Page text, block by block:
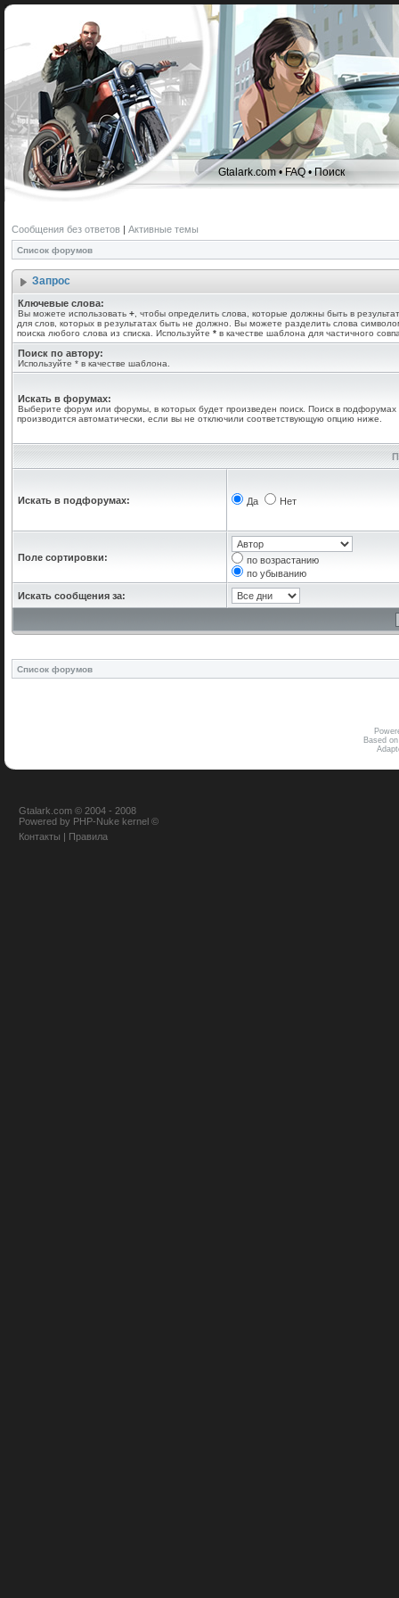
Gtalark.com •FAQ•Поиск
Сообщения без ответов | Активные темы
Список форумов
Запрос
Ключевые слова:
Вы можете использовать + , чтобы определить слова, которые должны быть в
для слов, которых в результатах быть не должно. Вы можете разделить слова
поиска любого слова из списка. Используйте * в качестве шаблона для частичного
Поиск по автору:
Используйте * в качестве шаблона.
Искать в форумах:
Выберите форум или форумы, в которых будет произведен поиск. Поиск в подфорумах
производится автоматически, если вы не отключили соответствующую опцию ниже.
Искать в подфорумах: Да Нет
Поле сортировки:
по возрастанию
по убыванию
Искать сообщения за:
Список форумов
Based
Gtalark.com © 2004 - 2008
Powered by PHP-Nuke kernel ©
Контакты | Правила